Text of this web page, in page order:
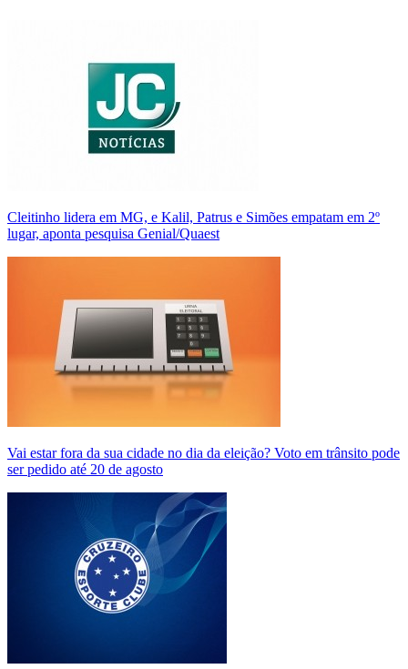
Cleitinho lidera em MG, e Kalil, Patrus e Simões empatam em 2º
lugar, aponta pesquisa Genial/Quaest
Vai estar fora da sua cidade no dia da eleição? Voto em trânsito pode
ser pedido até 20 de agosto